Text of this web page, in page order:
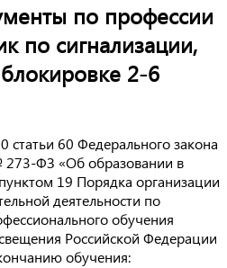
по профессии
по сигнализации,
2-6
статьи 60 Федерального закона
ФЗ «Об образовании в
19 Порядка организации
деятельности по
обучения
Российской Федерации
обучения: